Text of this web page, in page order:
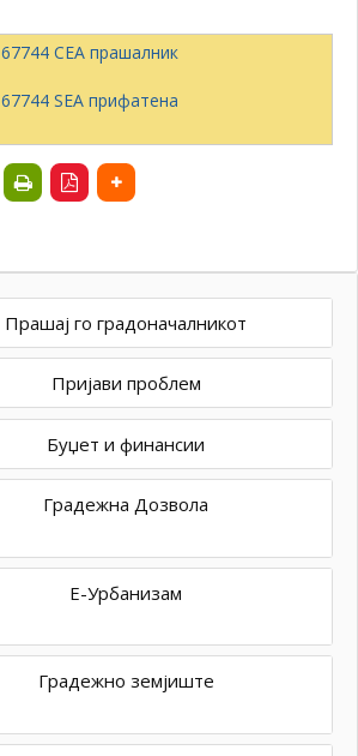
67744 СЕА прашалник
67744 SEA прифатена
Прашај го градоначалникот
Пријави проблем
Буџет и финансии
Градежна Дозвола
Е-Урбанизам
Градежно земјиште